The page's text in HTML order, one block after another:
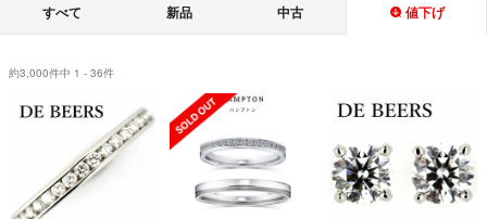
すべて 新品 中古 値下げ
約3,000件中 1 - 36件